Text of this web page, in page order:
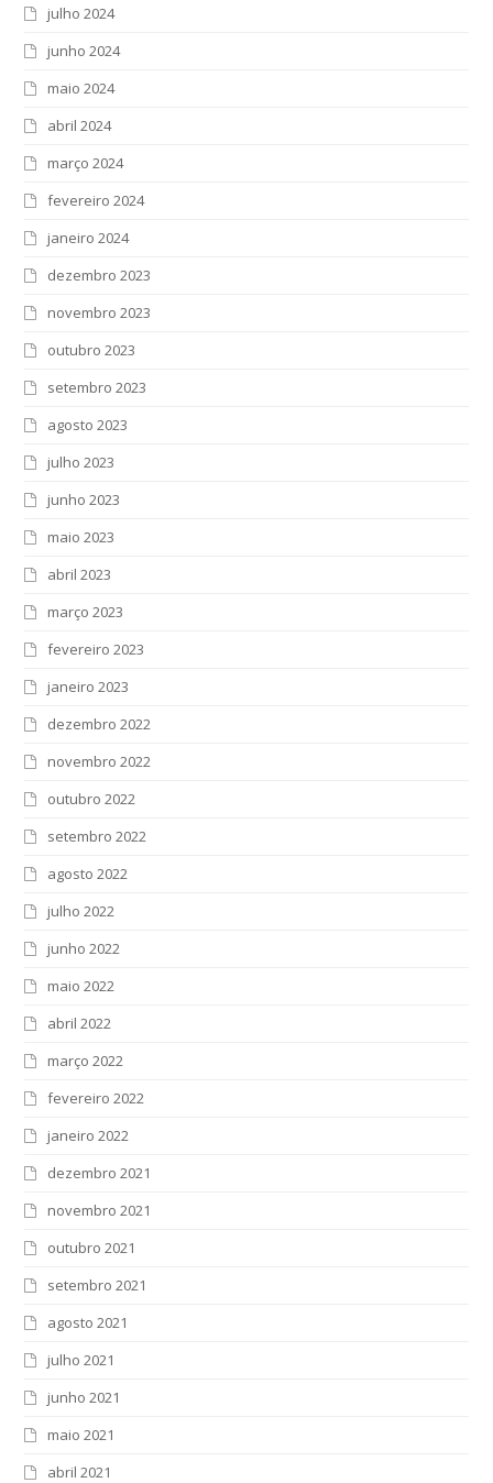
julho 2024
junho 2024
maio 2024
abril 2024
março 2024
fevereiro 2024
janeiro 2024
dezembro 2023
novembro 2023
outubro 2023
setembro 2023
agosto 2023
julho 2023
junho 2023
maio 2023
abril 2023
março 2023
fevereiro 2023
janeiro 2023
dezembro 2022
novembro 2022
outubro 2022
setembro 2022
agosto 2022
julho 2022
junho 2022
maio 2022
abril 2022
março 2022
fevereiro 2022
janeiro 2022
dezembro 2021
novembro 2021
outubro 2021
setembro 2021
agosto 2021
julho 2021
junho 2021
maio 2021
abril 2021